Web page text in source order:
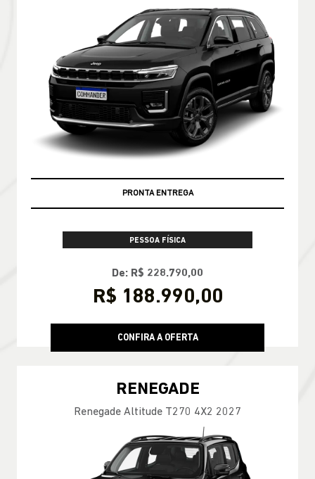
PRONTA ENTREGA
PESSOA FÍSICA
De: R$ 228.790,00
R$ 188.990,00
CONFIRA A OFERTA
RENEGADE
Renegade Altitude T270 4X2 2027